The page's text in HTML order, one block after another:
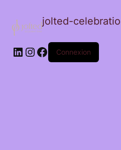
jolted-
LinkedIn
Instagram
Facebook
Connexion